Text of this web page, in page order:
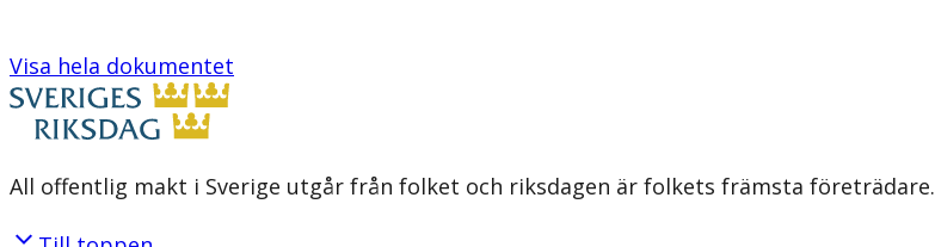
Visa hela dokumentet
All offentlig makt i Sverige utgår från folket och riksdagen är folkets främsta företrädare.